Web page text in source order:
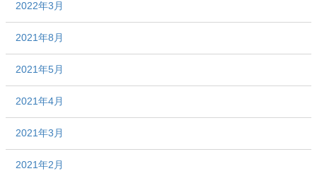
2022年3月
2021年8月
2021年5月
2021年4月
2021年3月
2021年2月